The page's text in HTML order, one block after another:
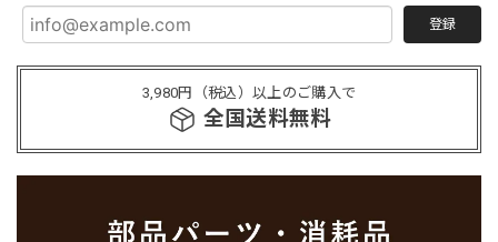
登録
3,980円（税込）以上のご購入で
全国送料無料